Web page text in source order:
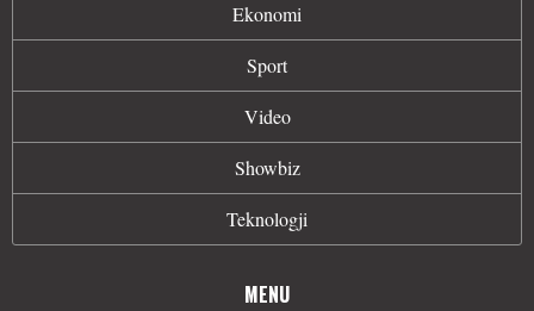
Ekonomi
Sport
Video
Showbiz
Teknologji
MENU